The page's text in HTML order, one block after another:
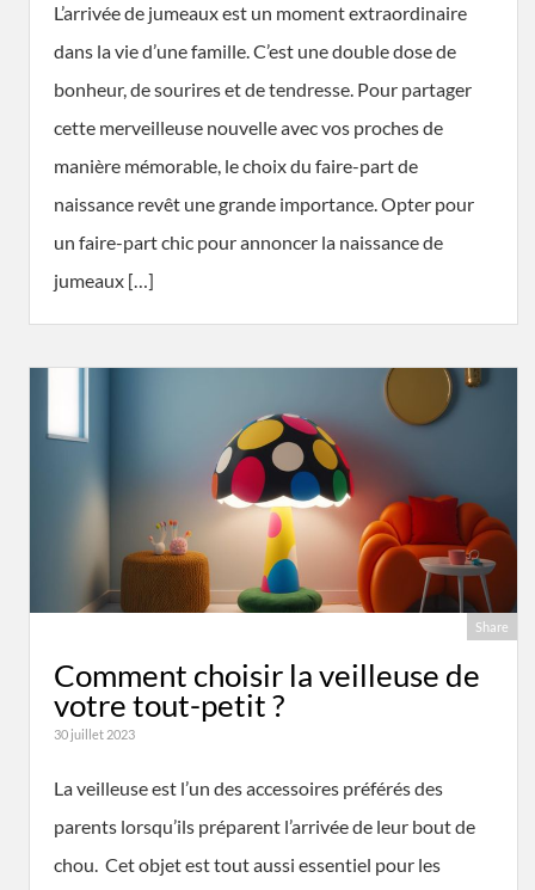
L’arrivée de jumeaux est un moment extraordinaire
dans la vie d’une famille. C’est une double dose de
bonheur, de sourires et de tendresse. Pour partager
cette merveilleuse nouvelle avec vos proches de
manière mémorable, le choix du faire-part de
naissance revêt une grande importance. Opter pour
un faire-part chic pour annoncer la naissance de
jumeaux […]
Share
Comment choisir la veilleuse de
votre tout-petit ?
30 juillet 2023
La veilleuse est l’un des accessoires préférés des
parents lorsqu’ils préparent l’arrivée de leur bout de
chou. Cet objet est tout aussi essentiel pour les